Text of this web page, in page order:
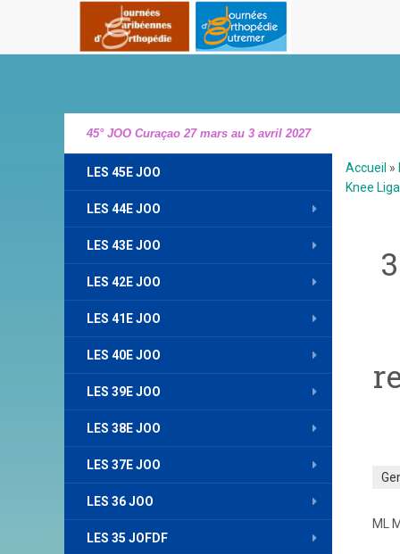
45° JOO Curaçao 27 mars au 3 avril 2027
LES 45E JOO
LES 44E JOO
LES 43E JOO
LES 42E JOO
LES 41E JOO
LES 40E JOO
LES 39E JOO
LES 38E JOO
LES 37E JOO
LES 36 JOO
LES 35 JOFDF
Accueil »
Knee
ML